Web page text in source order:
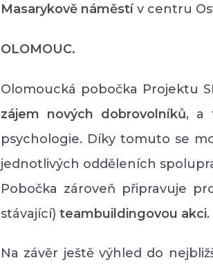
Masarykově náměstív centru
OLOMOUC.
Olomoucká pobočka Projektu
zájem nových dobrovolníků, a
psychologie. Díky tomuto se
jednotlivých odděleních
Pobočka zároveň připravuje
stávající) teambuildingovou akci.
Na závěr ještě výhled do